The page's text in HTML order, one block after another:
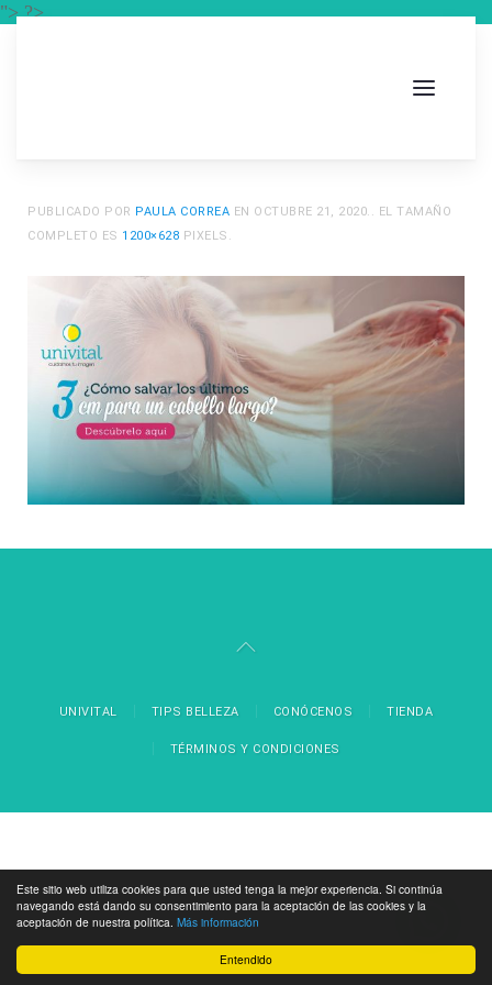
Entendido
Este sitio web utiliza cookies para que usted tenga la mejor experiencia. Si continúa
navegando está dando su consentimiento para la aceptación de las cookies y la
aceptación de nuestra política. Más información
"> ?>
PUBLICADO POR PAULA CORREA EN OCTUBRE 21, 2020.. EL TAMAÑO
COMPLETO ES 1200×628 PIXELS.
UNIVITAL TIPS BELLEZA CONÓCENOS TIENDA
TÉRMINOS Y CONDICIONES